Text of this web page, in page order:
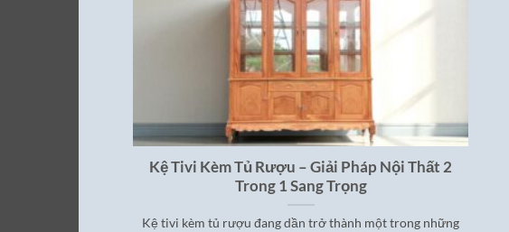
Kệ Tivi Kèm Tủ Rượu – Giải Pháp Nội Thất 2
Trong 1 Sang Trọng
Kệ tivi kèm tủ rượu đang dần trở thành một trong những